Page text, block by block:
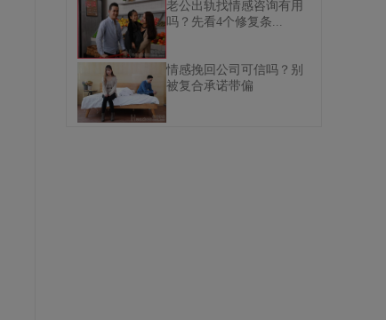
老公出轨找情感咨询有用
吗？先看4个修复条...
情感挽回公司可信吗？别
被复合承诺带偏